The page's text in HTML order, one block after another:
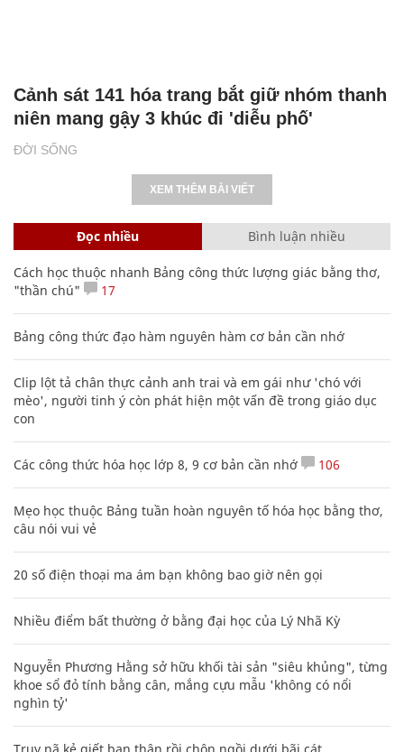
ĐỜI SỐNG
Cảnh sát 141 hóa trang bắt giữ nhóm thanh
niên mang gậy 3 khúc đi 'diễu phố'
XEM THÊM BÀI VIẾT
Đọc nhiều Bình luận nhiều
Cách học thuộc nhanh Bảng công thức lượng giác bằng thơ,
"thần chú"
17
Bảng công thức đạo hàm nguyên hàm cơ bản cần nhớ
Clip lột tả chân thực cảnh anh trai và em gái như 'chó với
mèo', người tinh ý còn phát hiện một vấn đề trong giáo dục
con
Các công thức hóa học lớp 8, 9 cơ bản cần nhớ 106
Mẹo học thuộc Bảng tuần hoàn nguyên tố hóa học bằng thơ,
câu nói vui vẻ
20 số điện thoại ma ám bạn không bao giờ nên gọi
Nhiều điểm bất thường ở bằng đại học của Lý Nhã Kỳ
Nguyễn Phương Hằng sở hữu khối tài sản "siêu khủng", từng
khoe sổ đỏ tính bằng cân, mắng cựu mẫu 'không có nổi
nghìn tỷ'
Truy nã kẻ giết bạn thân rồi chôn ngồi dưới bãi cát